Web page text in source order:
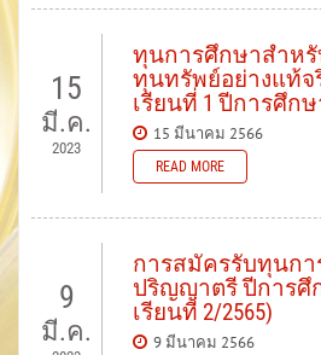
15
มี.ค.
2023
ทุนการศึกษาสำห
ทุนทรัพย์อย่างแท้จ
เรียนที่ 1 ปีการศึกษ
15 มีนาคม 2566
READ MORE
9
มี.ค.
การสมัครรับทุนก
ปริญญาตรี ปีการศึ
เรียนที่ 2/2565)
9 มีนาคม 2566